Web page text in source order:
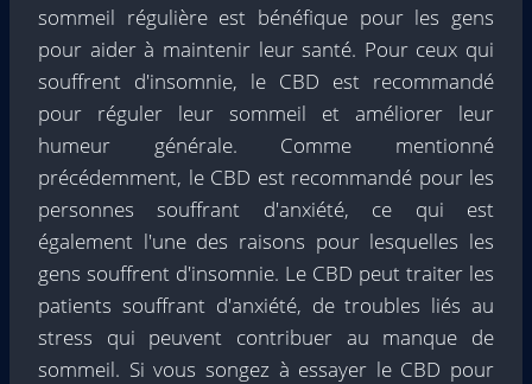
sommeil régulière est bénéfique pour les gens
pour aider à maintenir leur santé. Pour ceux qui
souffrent d'insomnie, le CBD est recommandé
pour réguler leur sommeil et améliorer leur
humeur générale. Comme mentionné
précédemment, le CBD est recommandé pour les
personnes souffrant d'anxiété, ce qui est
également l'une des raisons pour lesquelles les
gens souffrent d'insomnie. Le CBD peut traiter les
patients souffrant d'anxiété, de troubles liés au
stress qui peuvent contribuer au manque de
sommeil. Si vous songez à essayer le CBD pour